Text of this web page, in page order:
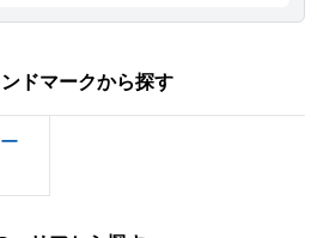
ドマークから探す